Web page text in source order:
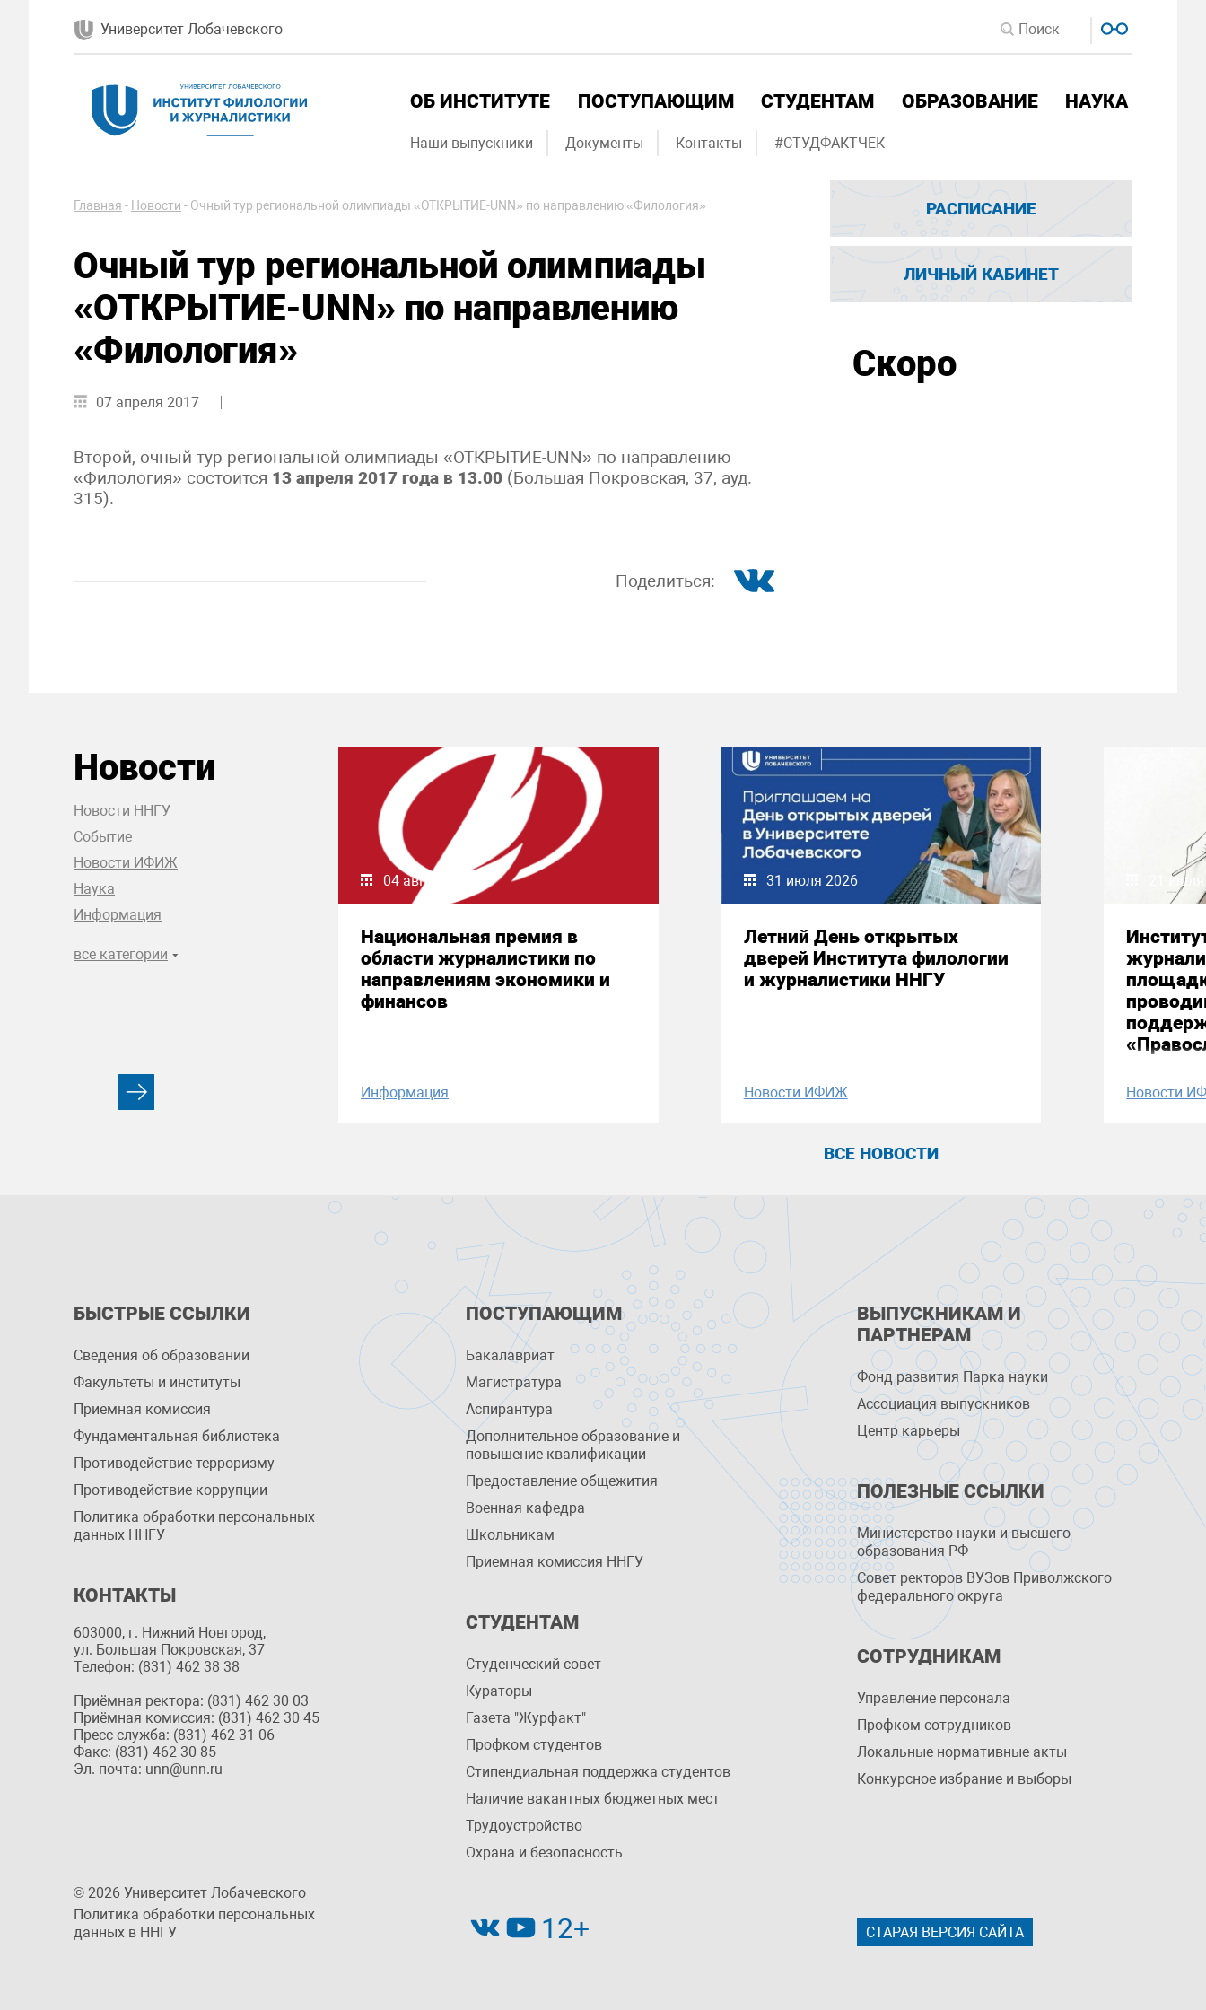
Университет Лобачевского
ОБ ИНСТИТУТЕ ПОСТУПАЮЩИМ СТУДЕНТАМ ОБРАЗОВАНИЕ НАУКА
Наши выпускники Документы Контакты #СТУДФАКТЧЕК
Главная - Новости - Очный тур региональной олимпиады «ОТКРЫТИЕ-UNN» по направлению «Филология»
Очный тур региональной олимпиады
«ОТКРЫТИЕ-UNN» по направлению
«Филология»
07 апреля 2017
Второй, очный тур региональной олимпиады «ОТКРЫТИЕ-UNN» по направлению
«Филология» состоится 13 апреля 2017 года в 13.00 (Большая Покровская, 37, ауд.
315).
Поделиться:
РАСПИСАНИЕ
ЛИЧНЫЙ КАБИНЕТ
Скоро
Новости
Новости ННГУ
Событие
Новости ИФИЖ
Наука
Информация
все категории
04 августа 2026
Национальная премия в
области журналистики по
направлениям экономики и
финансов
Информация
31 июля 2026
Летний День открытых
дверей Института филологии
и журналистики ННГУ
Новости ИФИЖ
21
Новости
ВСЕ НОВОСТИ
БЫСТРЫЕ ССЫЛКИ
Сведения об образовании
Факультеты и институты
Приемная комиссия
Фундаментальная библиотека
Противодействие терроризму
Противодействие коррупции
Политика обработки персональных
данных ННГУ
КОНТАКТЫ
603000, г. Нижний Новгород,
ул. Большая Покровская, 37
Телефон: (831) 462 38 38
Приёмная ректора: (831) 462 30 03
Приёмная комиссия: (831) 462 30 45
Пресс-служба: (831) 462 31 06
Факс: (831) 462 30 85
Эл. почта: unn@unn.ru
ПОСТУПАЮЩИМ
Бакалавриат
Магистратура
Аспирантура
Дополнительное образование и
повышение квалификации
Предоставление общежития
Военная кафедра
Школьникам
Приемная комиссия ННГУ
СТУДЕНТАМ
Студенческий совет
Кураторы
Газета "Журфакт"
Профком студентов
Стипендиальная поддержка студентов
Наличие вакантных бюджетных мест
Трудоустройство
Охрана и безопасность
ВЫПУСКНИКАМ И
ПАРТНЕРАМ
Фонд развития Парка науки
Ассоциация выпускников
Центр карьеры
ПОЛЕЗНЫЕ ССЫЛКИ
Министерство науки и высшего
образования РФ
Совет ректоров ВУЗов Приволжского
федерального округа
СОТРУДНИКАМ
Управление персоналa
Профком сотрудников
Локальные нормативные акты
Конкурсное избрание и выборы
© 2026 Университет Лобачевского
Политика обработки персональных
данных в ННГУ
12+ СТАРАЯ ВЕРСИЯ САЙТА